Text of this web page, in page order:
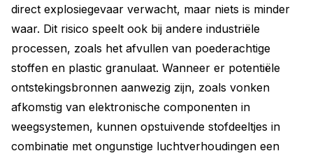
direct explosiegevaar verwacht, maar niets is minder
waar. Dit risico speelt ook bij andere industriële
processen, zoals het afvullen van poederachtige
stoffen en plastic granulaat. Wanneer er potentiële
ontstekingsbronnen aanwezig zijn, zoals vonken
afkomstig van elektronische componenten in
weegsystemen, kunnen opstuivende stofdeeltjes in
combinatie met ongunstige luchtverhoudingen een